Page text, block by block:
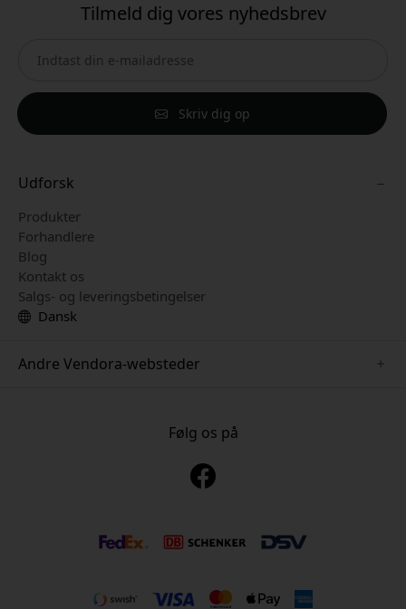
Tilmeld dig vores nyhedsbrev
Skriv dig op
Udforsk
Produkter
Forhandlere
Blog
Kontakt os
Salgs- og leveringsbetingelser
Dansk
Andre Vendora-websteder
Følg os på